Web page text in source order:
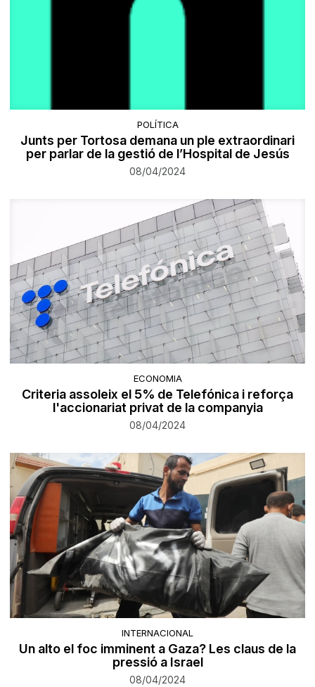
POLÍTICA
Junts per Tortosa demana un ple extraordinari
per parlar de la gestió de l’Hospital de Jesús
08/04/2024
ECONOMIA
Criteria assoleix el 5% de Telefónica i reforça
l'accionariat privat de la companyia
08/04/2024
INTERNACIONAL
Un alto el foc imminent a Gaza? Les claus de la
pressió a Israel
08/04/2024